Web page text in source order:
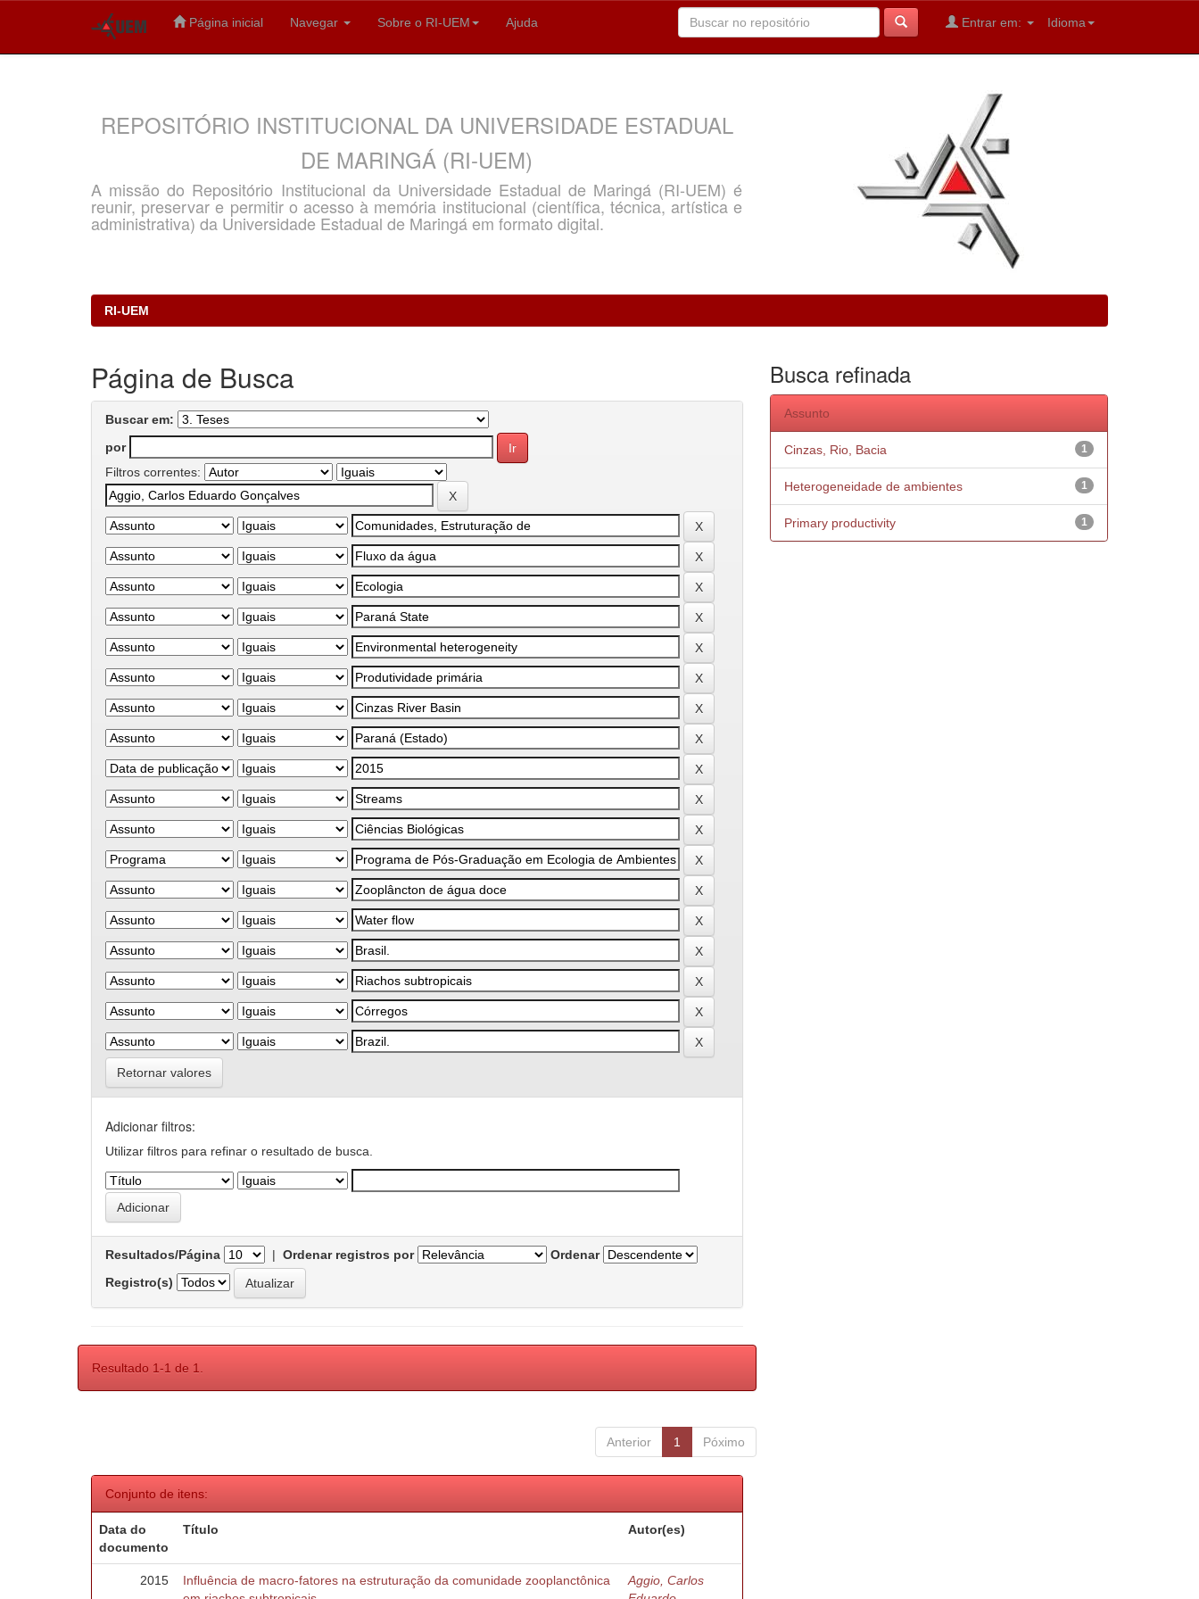
Página inicial Navegar Sobre o RI-UEM Ajuda Idioma
Entrar em:
REPOSITÓRIO INSTITUCIONAL DA UNIVERSIDADE ESTADUAL
DE MARINGÁ (RI-UEM)
A missão do Repositório Institucional da Universidade Estadual de Maringá (RI-UEM) é
reunir, preservar e permitir o acesso à memória institucional (científica, técnica, artística e
administrativa) da Universidade Estadual de Maringá em formato digital.
RI-UEM
Página de Busca
Buscar em:
por
Filtros correntes:
Retornar valores
Adicionar filtros:
Utilizar filtros para refinar o resultado de busca.
Resultados/Página | Ordenar registros por
Ordenar
Registro(s)
Resultado 1-1 de 1.
Anterior 1 Póximo
Conjunto de itens:
Data do
documento
Título Autor(es)
2015
Influência de macro-fatores na estruturação da comunidade zooplanctônica
Aggio, Carlos
Busca refinada
Assunto
1
Cinzas, Rio, Bacia
1
Heterogeneidade de ambientes
1
Primary productivity